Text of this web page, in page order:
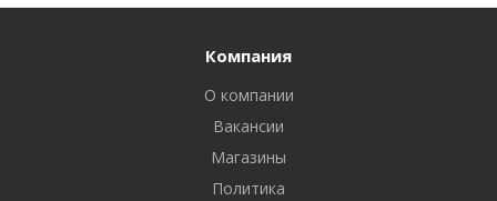
Компания
О компании
Вакансии
Магазины
Политика